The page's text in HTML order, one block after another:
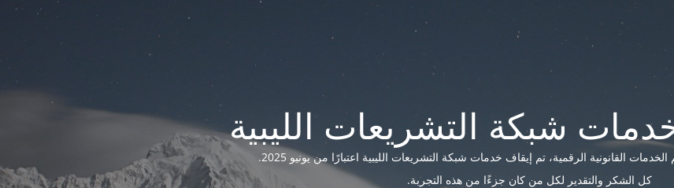
القانونية الرقمية، تم إيقاف خدمات شبكة التشريعات الليبية اعتبارًا من يونيو 2025.
كل الشكر والتقدير لكل من كان جزءًا من هذه التجربة.